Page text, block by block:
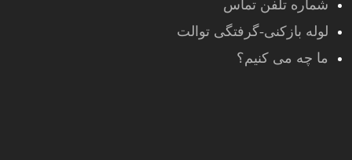
شماره تلفن تماس
لوله بازکنی-گرفتگی توالت
ما چه می کنیم؟